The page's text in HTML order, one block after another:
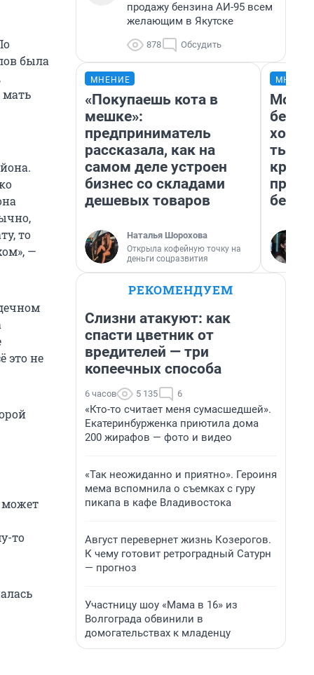
была
мать
то
—
это не
может
то
продажу бензина АИ-95 всем
желающим в Якутске
878 Обсудить
МНЕНИЕ
«Покупаешь кота в
мешке»:
предприниматель
рассказала, как на
самом деле устроен
бизнес со складами
дешевых товаров
Наталья Шорохова
Открыла кофейную точку на
деньги соцразвития
Мой
РЕКОМЕНДУЕМ
Слизни атакуют: как
спасти цветник от
вредителей — три
копеечных способа
6 часов 5 135 6
«Кто-то считает меня сумасшедшей».
Екатеринбурженка приютила дома
200 жирафов — фото и видео
«Так неожиданно и приятно». Героиня
мема вспомнила о съемках с гуру
пикапа в кафе Владивостока
Август перевернет жизнь Козерогов.
К чему готовит ретроградный Сатурн
— прогноз
Участницу шоу «Мама в 16» из
Волгограда обвинили в
домогательствах к младенцу